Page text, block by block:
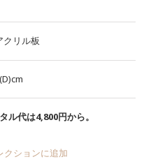
クリル板
ル代は4,800円から。
クションに追加